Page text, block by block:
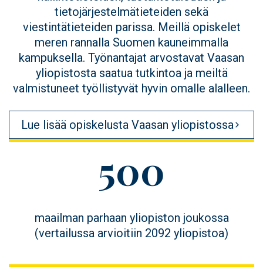
tietojärjestelmätieteiden sekä
viestintätieteiden parissa. Meillä opiskelet
meren rannalla Suomen kauneimmalla
kampuksella. Työnantajat arvostavat Vaasan
yliopistosta saatua tutkintoa ja meiltä
valmistuneet työllistyvät hyvin omalle alalleen.
Lue lisää opiskelusta Vaasan yliopistossa
Figure
value
500
Figure
description
maailman parhaan yliopiston joukossa
(vertailussa arvioitiin 2092 yliopistoa)